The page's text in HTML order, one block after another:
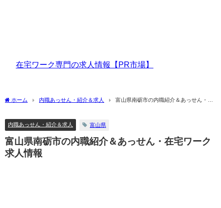
在宅ワーク専門の求人情報【PR市場】
ホーム 内職あっせん・紹介＆求人
富山県南砺市の内職紹介＆あっせん・在
内職あっせん・紹介＆求人 富山県
富山県南砺市の内職紹介＆あっせん・在宅ワーク
求人情報